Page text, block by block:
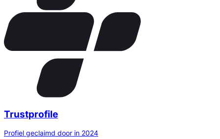
Trustprofile
Profiel geclaimd door in 2024